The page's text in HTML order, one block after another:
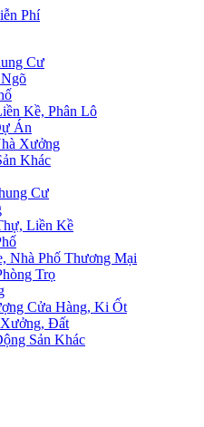
Cư
Kề, Phân Lô
Án
Xưởng
Khác
Cư
Liền Kề
Nhà Phố Thương Mại
Trọ
Cửa Hàng, Ki Ốt
Đất
Sản Khác